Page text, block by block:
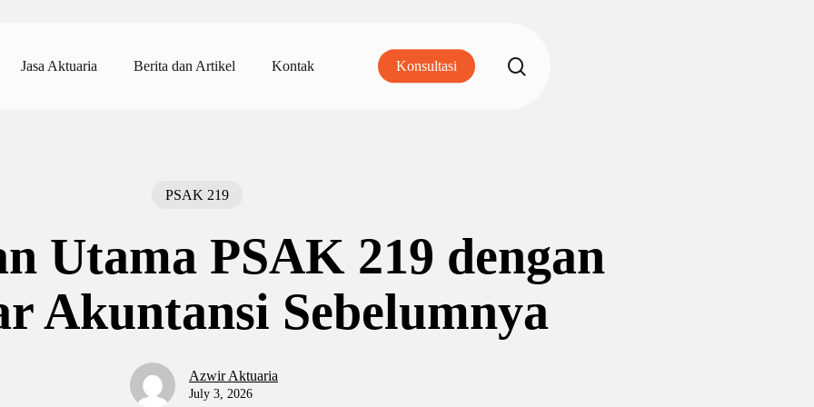
Jasa Aktuaria Berita dan Artikel Kontak Konsultasi
PSAK 219
Utama PSAK 219 dengan
Akuntansi Sebelumnya
Azwir Aktuaria
July 3, 2026